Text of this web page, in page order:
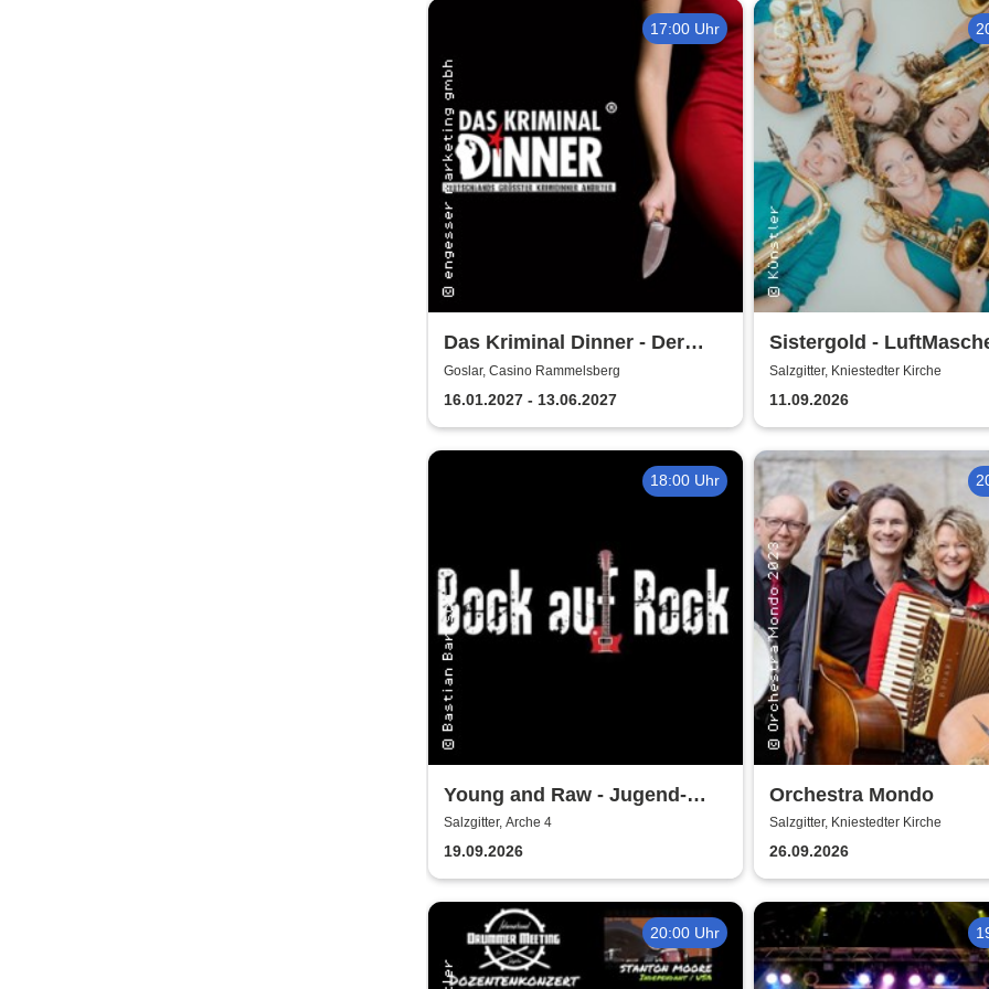
17:00 Uhr
Das Kriminal Dinner - Der
Polterabendkiller
Goslar, Casino Rammelsberg
16.01.2027 - 13.06.2027
Sistergold -
Salzgitter, Kniestedter Kirche
11.09.2026
18:00 Uhr
Young and Raw - Jugend-
Konzert
Salzgitter, Arche 4
19.09.2026
Orchestra Mondo
Salzgitter, Kniestedter Kirche
26.09.2026
20:00 Uhr